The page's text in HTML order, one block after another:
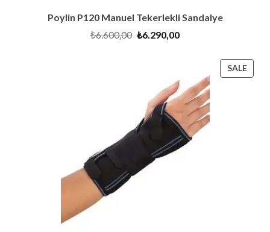
Poylin P120 Manuel Tekerlekli Sandalye
₺6.600,00 Original
₺6.290,00Current
₺6.290,00. SALE
ON